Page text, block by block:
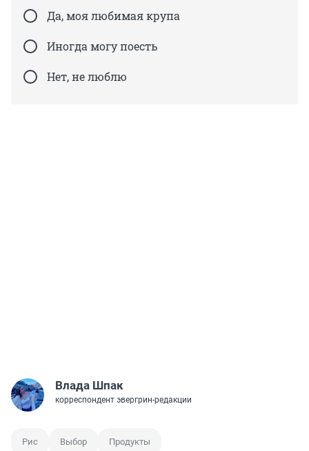
Да, моя любимая крупа
Иногда могу поесть
Нет, не люблю
Влада Шпак
корреспондент эвергрин-редакции
Рис Выбор Продукты